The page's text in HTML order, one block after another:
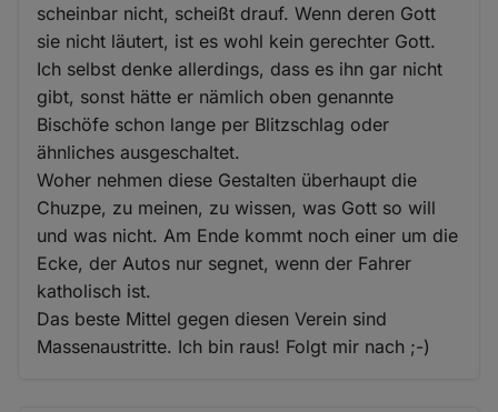
scheinbar nicht, scheißt drauf. Wenn deren Gott
sie nicht läutert, ist es wohl kein gerechter Gott.
Ich selbst denke allerdings, dass es ihn gar nicht
gibt, sonst hätte er nämlich oben genannte
Bischöfe schon lange per Blitzschlag oder
ähnliches ausgeschaltet.
Woher nehmen diese Gestalten überhaupt die
Chuzpe, zu meinen, zu wissen, was Gott so will
und was nicht. Am Ende kommt noch einer um die
Ecke, der Autos nur segnet, wenn der Fahrer
katholisch ist.
Das beste Mittel gegen diesen Verein sind
Massenaustritte. Ich bin raus! Folgt mir nach ;-)